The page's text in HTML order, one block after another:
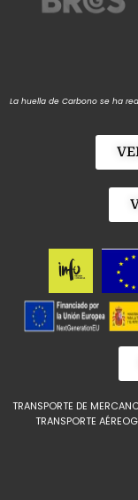
La huella de Carbono se ha
TRANSPORTE DE
TRANSPORTE AÉREO